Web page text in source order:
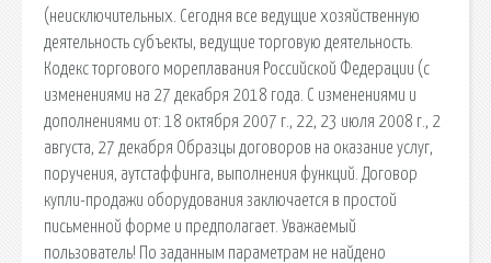
(неисключительных. Сегодня все ведущие хозяйственную
деятельность субъекты, ведущие торговую деятельность.
Кодекс торгового мореплавания Российской Федерации (с
изменениями на 27 декабря 2018 года. С изменениями и
дополнениями от: 18 октября 2007 г., 22, 23 июля 2008 г., 2
августа, 27 декабря Образцы договоров на оказание услуг,
поручения, аутстаффинга, выполнения функций. Договор
купли-продажи оборудования заключается в простой
письменной форме и предполагает. Уважаемый
пользователь! По заданным параметрам не найдено